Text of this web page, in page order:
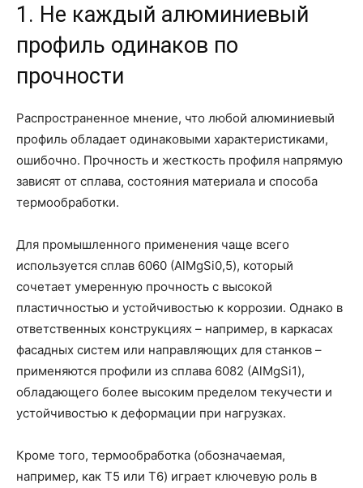
1. Не каждый алюминиевый
профиль одинаков по
прочности
Распространенное мнение, что любой алюминиевый
профиль обладает одинаковыми характеристиками,
ошибочно. Прочность и жесткость профиля напрямую
зависят от сплава, состояния материала и способа
термообработки.
Для промышленного применения чаще всего
используется сплав 6060 (AlMgSi0,5), который
сочетает умеренную прочность с высокой
пластичностью и устойчивостью к коррозии. Однако в
ответственных конструкциях – например, в каркасах
фасадных систем или направляющих для станков –
применяются профили из сплава 6082 (AlMgSi1),
обладающего более высоким пределом текучести и
устойчивостью к деформации при нагрузках.
Кроме того, термообработка (обозначаемая,
например, как T5 или T6) играет ключевую роль в